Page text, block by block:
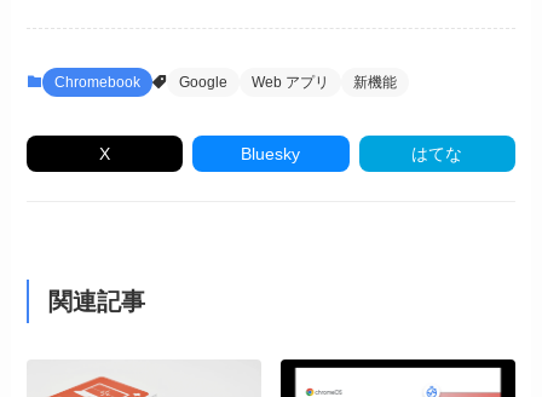
Chromebook Google Web アプリ 新機能
X Bluesky はてな
関連記事